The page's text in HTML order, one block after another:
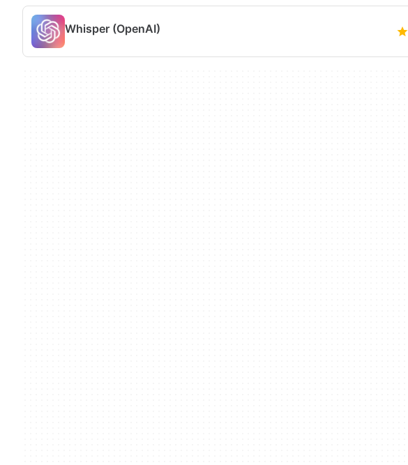
Whisper (OpenAI)